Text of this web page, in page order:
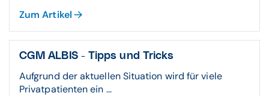
Zum Artikel
CGM ALBIS - Tipps und Tricks
Aufgrund der aktuellen Situation wird für viele
Privatpatienten ein ...